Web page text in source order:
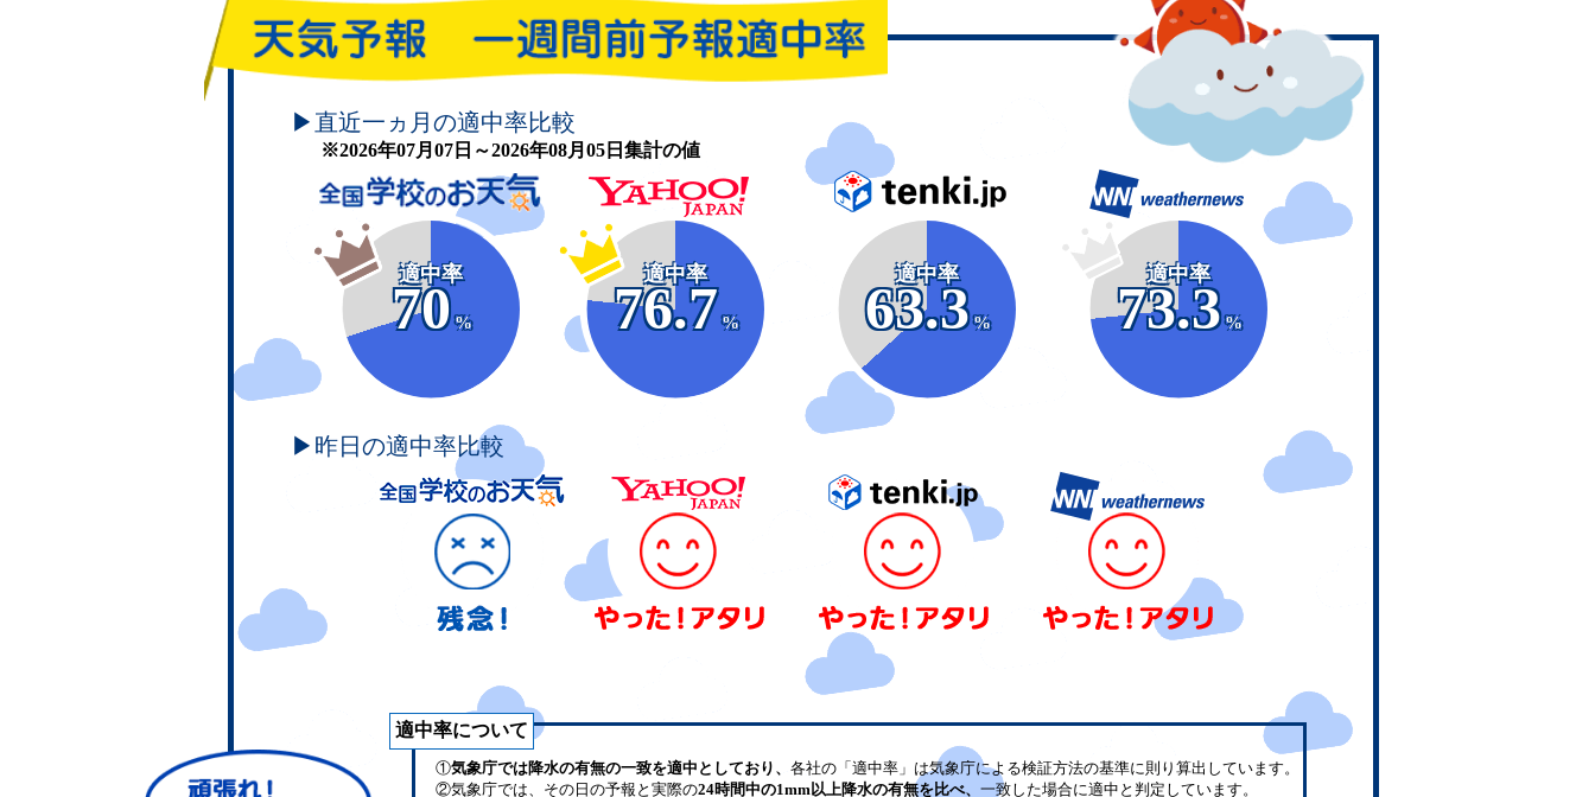
頑張れ！学校のお天気
▶直近一ヵ月の適中率比較
※2026年07月07日～2026年08月05日集計の値
適中率
70
%
適中率
76.7
%
適中率
63.3
%
適中率
73.3
%
▶昨日の適中率比較
適中率について
①気象庁では降水の有無の一致を適中としており、 各社の「適中率」は気象庁による検証方法の基準に則り算出しています。
②気象庁では、その日の予報と実際の24時間中の1mm以上降水の有無を比べ、 一致した場合に適中と判定しています。